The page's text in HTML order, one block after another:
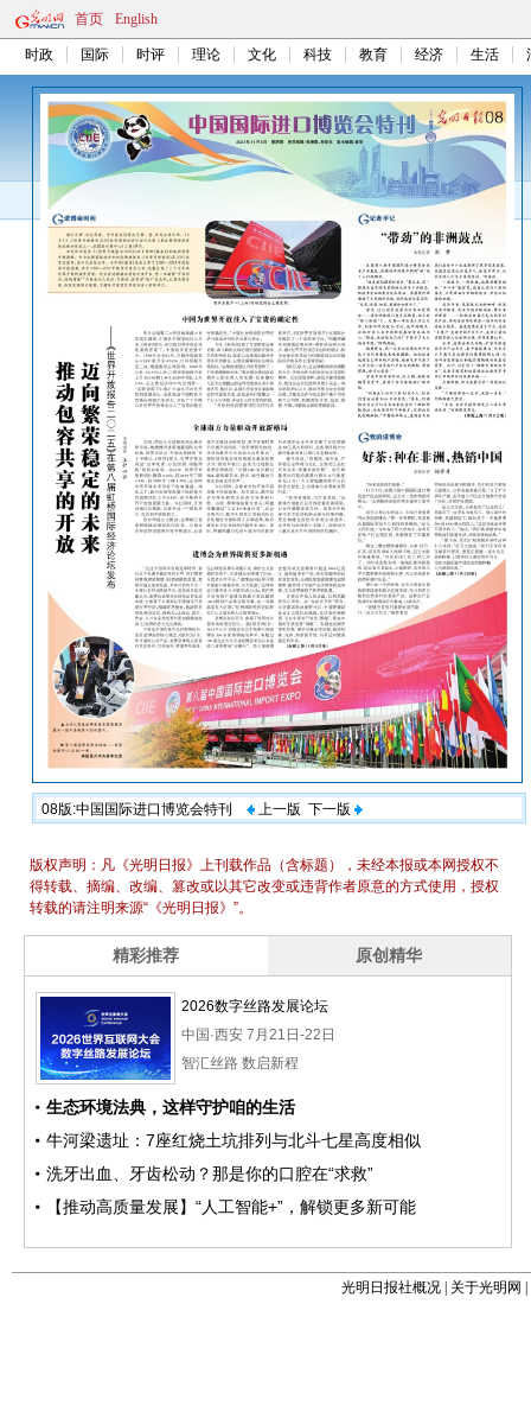
首页 English
时政 国际 时评 理论 文化 科技 教育 经济 生活
08版:中国国际进口博览会特刊 上一版 下一版
光明日报社概况 关于光明网